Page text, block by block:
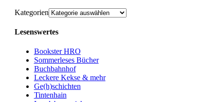
Kategorien
Lesenswertes
Bookster HRO
Sommerleses Bücher
Buchbahnhof
Leckere Kekse & mehr
Ge(h)schichten
Tintenhain